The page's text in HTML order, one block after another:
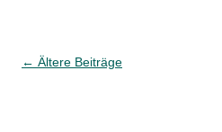
Beitragsnavigation
← Ältere Beiträge